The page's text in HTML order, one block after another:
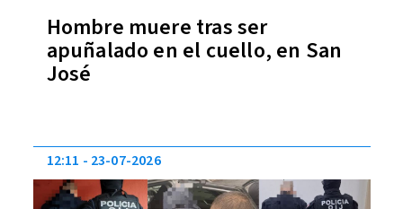
Hombre muere tras ser
apuñalado en el cuello, en San
José
12:11 23-07-2026